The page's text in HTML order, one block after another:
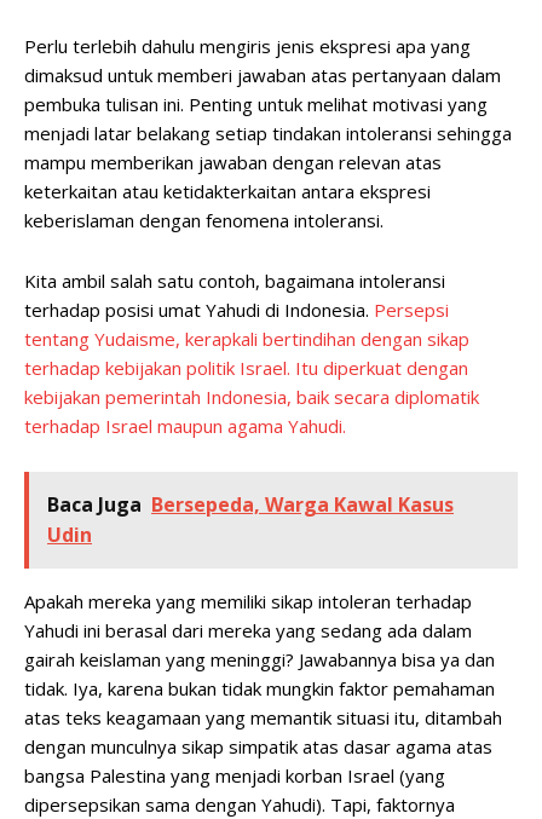
Perlu terlebih dahulu mengiris jenis ekspresi apa yang
dimaksud untuk memberi jawaban atas pertanyaan dalam
pembuka tulisan ini. Penting untuk melihat motivasi yang
menjadi latar belakang setiap tindakan intoleransi sehingga
mampu memberikan jawaban dengan relevan atas
keterkaitan atau ketidakterkaitan antara ekspresi
keberislaman dengan fenomena intoleransi.
Kita ambil salah satu contoh, bagaimana intoleransi
terhadap posisi umat Yahudi di Indonesia. Persepsi
tentang Yudaisme, kerapkali bertindihan dengan sikap
terhadap kebijakan politik Israel. Itu diperkuat dengan
kebijakan pemerintah Indonesia, baik secara diplomatik
terhadap Israel maupun agama Yahudi.
Baca Juga Bersepeda, Warga Kawal Kasus
Udin
Apakah mereka yang memiliki sikap intoleran terhadap
Yahudi ini berasal dari mereka yang sedang ada dalam
gairah keislaman yang meninggi? Jawabannya bisa ya dan
tidak. Iya, karena bukan tidak mungkin faktor pemahaman
atas teks keagamaan yang memantik situasi itu, ditambah
dengan munculnya sikap simpatik atas dasar agama atas
bangsa Palestina yang menjadi korban Israel (yang
dipersepsikan sama dengan Yahudi). Tapi, faktornya